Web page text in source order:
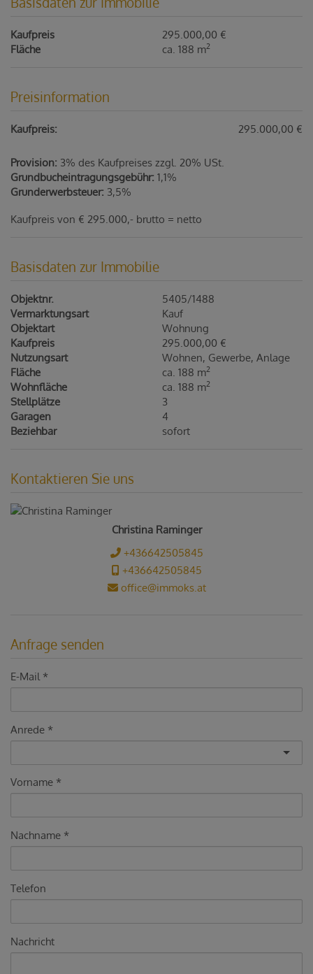
Kaufpreis
295.000,00 €
Fläche
ca. 188 m2
Preisinformation
Kaufpreis: 295.000,00 €
Provision: 3% des Kaufpreises zzgl. 20% USt.
Grundbucheintragungsgebühr: 1,1%
Grunderwerbsteuer: 3,5%
Kaufpreis von € 295.000,- brutto = netto
Basisdaten zur Immobilie
Objektnr.
5405/1488
Vermarktungsart
Kauf
Objektart
Wohnung
Kaufpreis
295.000,00 €
Nutzungsart
Wohnen Gewerbe Anlage
Fläche
ca. 188 m2
Wohnfläche ca. 188 m2
Stellplätze
3
Garagen
4
Beziehbar
sofort
Kontaktieren Sie uns
Christina Raminger
+436642505845
+436642505845
office@immoks.at
Anfrage senden
E-Mail
Anrede
Vorname
Nachname
Telefon
Nachricht